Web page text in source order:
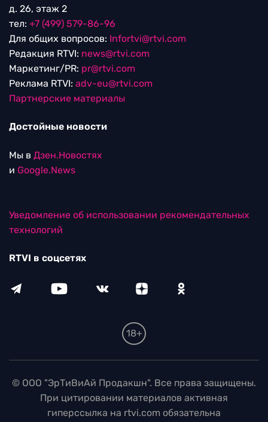
д. 26, этаж 2
тел: +7 (499) 579-86-96
Для общих вопросов: Infortvi@rtvi.com
Редакция RTVI: news@rtvi.com
Маркетинг/PR: pr@rtvi.com
Реклама RTVI: adv-eu@rtvi.com
Партнерские материалы
Достойные новости
Мы в Дзен.Новостях
и Google.News
Уведомление об использовании рекомендательных
технологий
RTVI в соцсетях
18+
© ООО "ЭрТиВиАй Продакшн". Все права защищены.
При цитировании материалов активная
гиперссылка на rtvi.com обязательна